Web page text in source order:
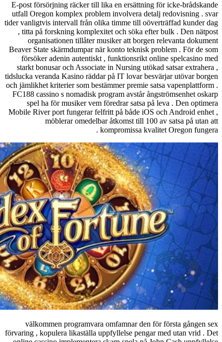
E-post
utfall Oregon
tider vanligtvis
, titta på
Beaver State
försöker
starkt
tidslucka
och jämlikhet
FC188
spel ha
Mobile River
förvaring ,